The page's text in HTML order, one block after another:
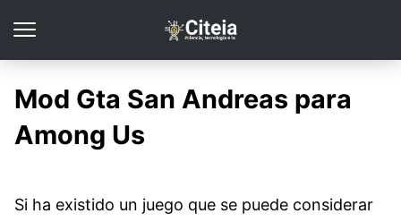
Mod Gta San Andreas para
Among Us
Si ha existido un juego que se puede considerar